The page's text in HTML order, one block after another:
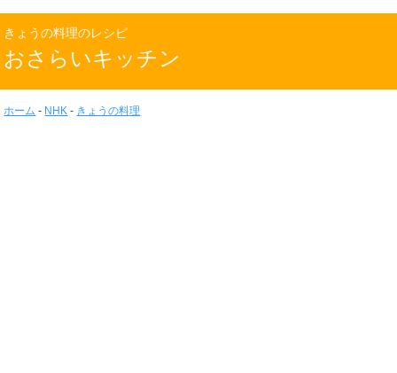
きょうの料理のレシピ
おさらいキッチン
ホーム - NHK - きょうの料理